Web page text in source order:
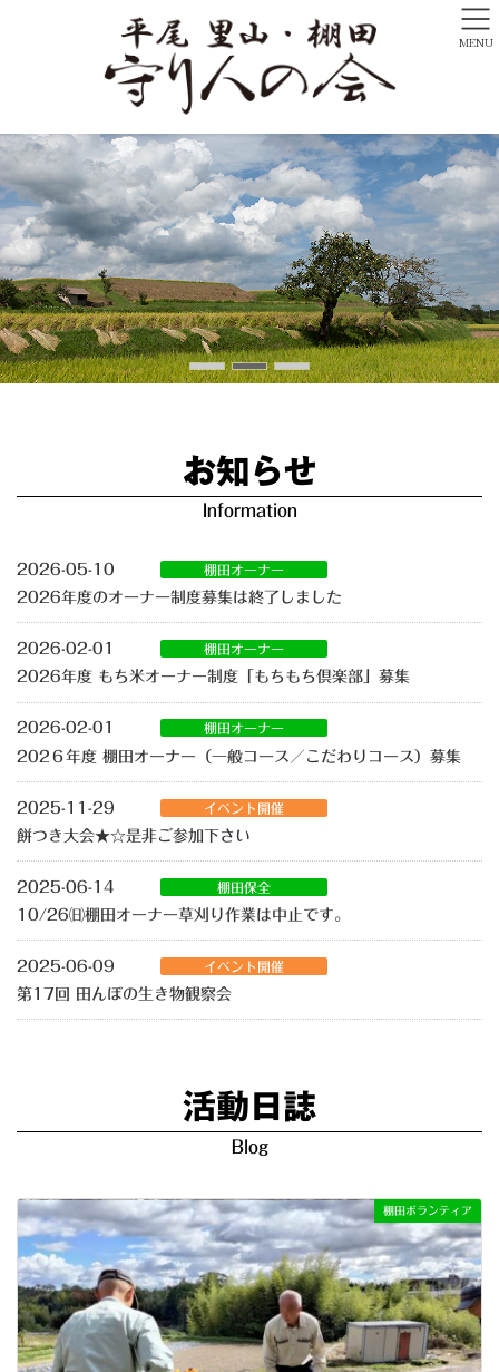
お知らせ
Information
2026-05-10 棚田オーナー
2026年度のオーナー制度募集は終了しました
2026-02-01 棚田オーナー
2026年度 もち⽶オーナー制度「もちもち倶楽部」募集
2026-02-01 棚田オーナー
202６年度 棚田オーナー（一般コース／こだわりコース）募集
2025-11-29 イベント開催
餅つき大会★☆是非ご参加下さい
2025-06-14 棚田保全
10/26㈰棚田オーナー草刈り作業は中止です。
2025-06-09 イベント開催
第17回 田んぼの生き物観察会
活動日誌
Blog
棚田ボランティア
MENU